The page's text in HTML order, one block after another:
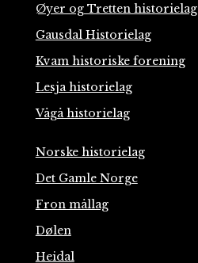
Øyer og Tretten historielag
Gausdal Historielag
Kvam historiske forening
Lesja historielag
Vågå historielag
Norske historielag
Det Gamle Norge
Fron mållag
Dølen
Heidal